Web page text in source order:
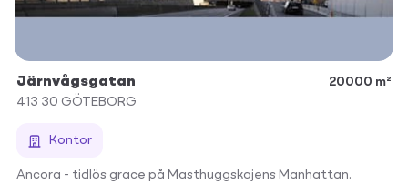
Järnvågsgatan
20000 m²
413 30 GÖTEBORG
Kontor
Ancora - tidlös grace på Masthuggskajens Manhattan.